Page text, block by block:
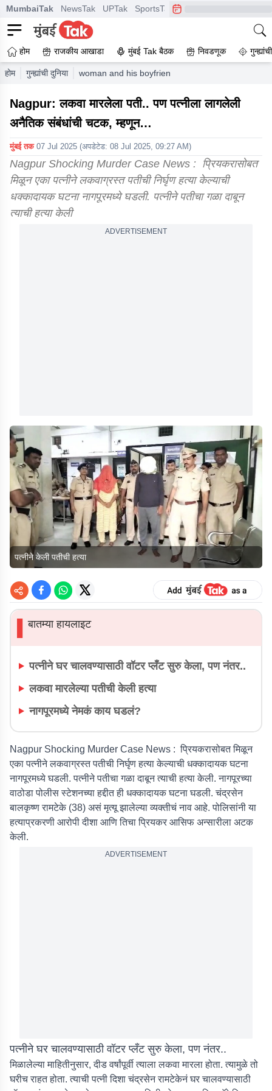
MumbaiTak NewsTak UPTak SportsTak CrimeTak
होम राजकीय आखाडा मुंबई Tak बैठक निवडणूक
होम गुन्ह्यांची दुनिया woman and his boyfriend kills her handicapped
Nagpur: लकवा मारलेला पती.. पण पत्नीला लागलेली
अनैतिक संबंधांची चटक, म्हणून…
मुंबई तक 07 Jul 2025 (अपडेटेड: 08 Jul 2025, 09:27 AM)
Nagpur Shocking Murder Case News : प्रियकरासोबत
मिळून एका पत्नीने लकवाग्रस्त पतीची निर्घृण हत्या केल्याची
धक्कादायक घटना नागपूरमध्ये घडली. पत्नीने पतीचा गळा दाबून
त्याची हत्या केली
ADVERTISEMENT
पत्नीने केली पतीची हत्या
▌बातम्या हायलाइट
पत्नीने घर चालवण्यासाठी वॉटर प्लँट सुरु केला, पण नंतर..
लकवा मारलेल्या पतीची केली हत्या
नागपूरमध्ये नेमकं काय घडलं?
Nagpur Shocking Murder Case News : प्रियकरासोबत मिळून
एका पत्नीने लकवाग्रस्त पतीची निर्घृण हत्या केल्याची धक्कादायक घटना
नागपूरमध्ये घडली. पत्नीने पतीचा गळा दाबून त्याची हत्या केली. नागपूरच्या
वाठोडा पोलीस स्टेशनच्या हद्दीत ही धक्कादायक घटना घडली. चंद्रसेन
बालकृष्ण रामटेके (38) असं मृत्यू झालेल्या व्यक्तीचं नाव आहे. पोलिसांनी या
हत्याप्रकरणी आरोपी दीशा आणि तिचा प्रियकर आसिफ अन्सारीला अटक
केली.
ADVERTISEMENT
पत्नीने घर चालवण्यासाठी वॉटर प्लँट सुरु केला, पण नंतर..
मिळालेल्या माहितीनुसार, दीड वर्षांपूर्वी त्याला लकवा मारला होता. त्यामुळे तो
घरीच राहत होता. त्याची पत्नी दिशा चंद्रसेन रामटेकेनं घर चालवण्यासाठी